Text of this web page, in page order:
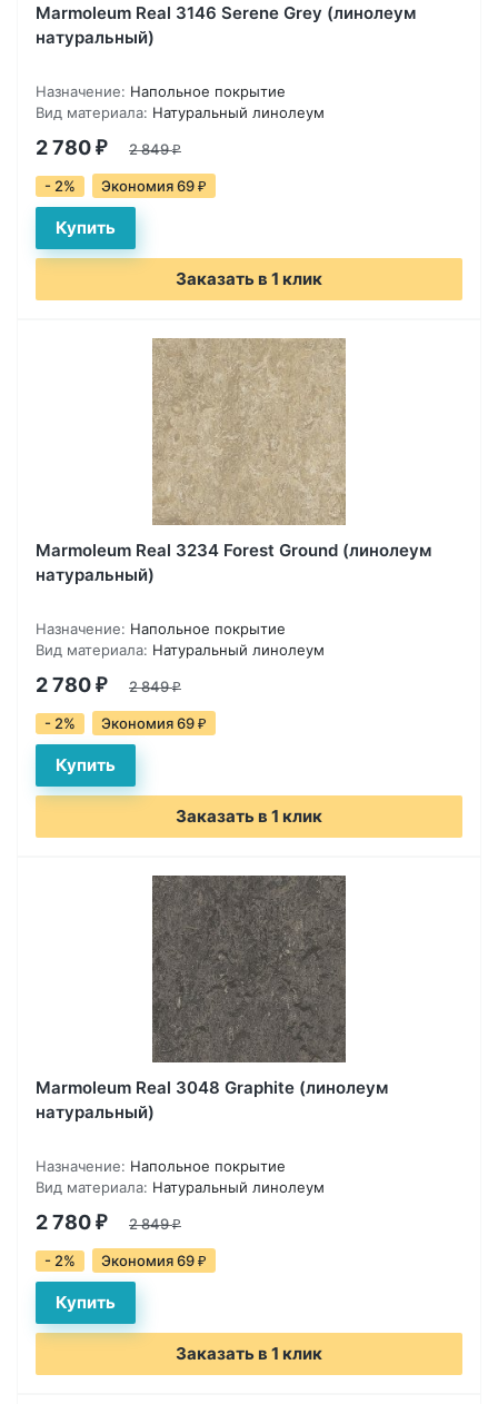
Marmoleum Real 3146 Serene Grey (линолеум
натуральный)
Назначение: Напольное покрытие
Вид материала: Натуральный линолеум
2 780 ₽ 2 849₽
- 2% Экономия 69 ₽
Заказать в 1 клик
Marmoleum Real 3234 Forest Ground (линолеум
натуральный)
Назначение: Напольное покрытие
Вид материала: Натуральный линолеум
2 780 ₽ 2 849₽
- 2% Экономия 69 ₽
Заказать в 1 клик
Marmoleum Real 3048 Graphite (линолеум
натуральный)
Назначение: Напольное покрытие
Вид материала: Натуральный линолеум
2 780 ₽ 2 849₽
- 2% Экономия 69 ₽
Заказать в 1 клик